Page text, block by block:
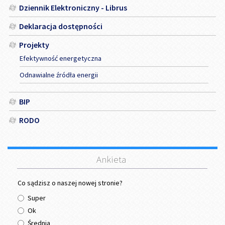
Dziennik Elektroniczny - Librus
Deklaracja dostępności
Projekty
Efektywność energetyczna
Odnawialne źródła energii
BIP
RODO
Ankieta
Co sądzisz o naszej nowej stronie?
Super
Ok
Średnia